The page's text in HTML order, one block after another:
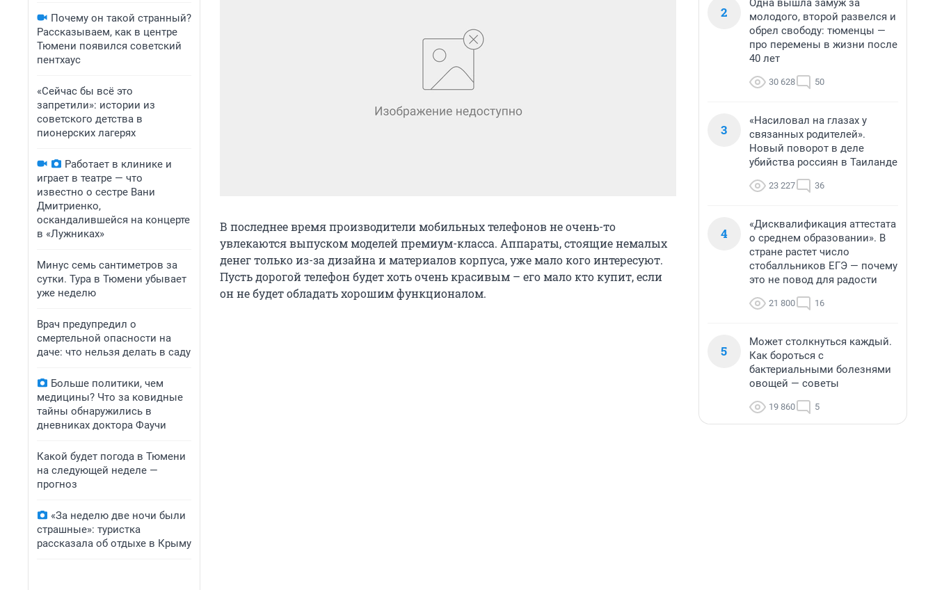
Почему он такой странный?
Рассказываем, как в центре
Тюмени появился советский
пентхаус
«Сейчас бы всё это
запретили»: истории из
советского детства в
пионерских лагерях
Работает в клинике и
играет в театре — что
известно о сестре Вани
Дмитриенко,
оскандалившейся на концерте
в «Лужниках»
Минус семь сантиметров за
сутки. Тура в Тюмени убывает
уже неделю
Врач предупредил о
смертельной опасности на
даче: что нельзя делать в саду
Больше политики, чем
медицины? Что за ковидные
тайны обнаружились в
дневниках доктора Фаучи
Какой будет погода в Тюмени
на следующей неделе —
прогноз
«За неделю две ночи были
страшные»: туристка
рассказала об отдыхе в Крыму
В последнее время производители мобильных телефонов не очень-то
увлекаются выпуском моделей премиум-класса. Аппараты, стоящие немалых
денег только из-за дизайна и материалов корпуса, уже мало кого интересуют.
Пусть дорогой телефон будет хоть очень красивым – его мало кто купит, если
он не будет обладать хорошим функционалом.
2
Одна вышла замуж за
молодого, второй развелся и
обрел свободу: тюменцы —
про перемены в жизни после
40 лет
30 628 50
3
«Насиловал на глазах у
связанных родителей».
Новый поворот в деле
убийства россиян в Таиланде
23 227 36
4
«Дисквалификация аттестата
о среднем образовании». В
стране растет число
стобалльников ЕГЭ — почему
это не повод для радости
21 800 16
5
Может столкнуться каждый.
Как бороться с
бактериальными болезнями
овощей — советы
19 860 5